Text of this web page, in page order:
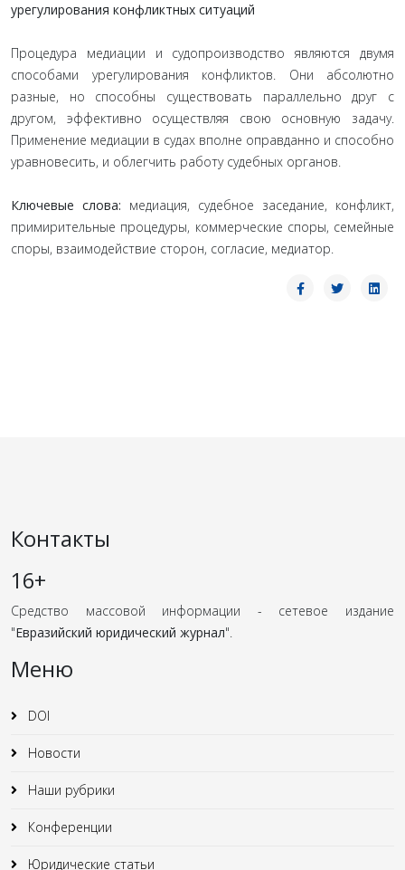
урегулирования конфликтных ситуаций
Процедура медиации и судопроизводство являются двумя
способами урегулирования конфликтов. Они абсолютно
разные, но способны существовать параллельно друг с
другом, эффективно осуществляя свою основную задачу.
Применение медиации в судах вполне оправданно и способно
уравновесить, и облегчить работу судебных органов.
Ключевые слова: медиация, судебное заседание, конфликт,
примирительные процедуры, коммерческие споры, семейные
споры, взаимодействие сторон, согласие, медиатор.
Контакты
16+
Средство массовой информации - сетевое издание
"Евразийский юридический журнал".
Меню
DOI
Новости
Наши рубрики
Конференции
Юридические статьи